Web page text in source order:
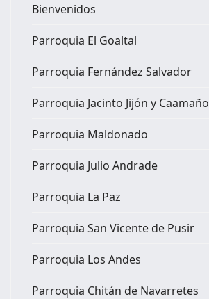
Bienvenidos
Parroquia El Goaltal
Parroquia Fernández Salvador
Parroquia Jacinto Jijón y Caamaño
Parroquia Maldonado
Parroquia Julio Andrade
Parroquia La Paz
Parroquia San Vicente de Pusir
Parroquia Los Andes
Parroquia Chitán de Navarretes